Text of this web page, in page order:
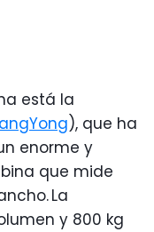
está la
), que ha
enorme y
que mide
La
y 800 kg